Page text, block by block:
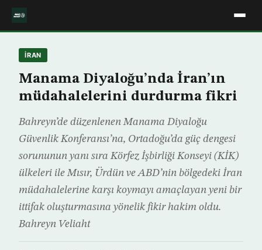
İRAN
Manama Diyaloğu’nda İran’ın
müdahalelerini durdurma fikri
Bahreyn’de düzenlenen Manama Diyaloğu
Güvenlik Konferansı’na, Ortadoğu’da güç dengesi
sorununun yanı sıra Körfez İşbirliği Konseyi (KİK)
ülkeleri ile Mısır, Ürdün ve ABD’nin bölgedeki İran
müdahalelerine karşı koymayı amaçlayan yeni bir
ittifak oluşturmasına yönelik fikir hakim oldu.
Bahreyn Veliaht